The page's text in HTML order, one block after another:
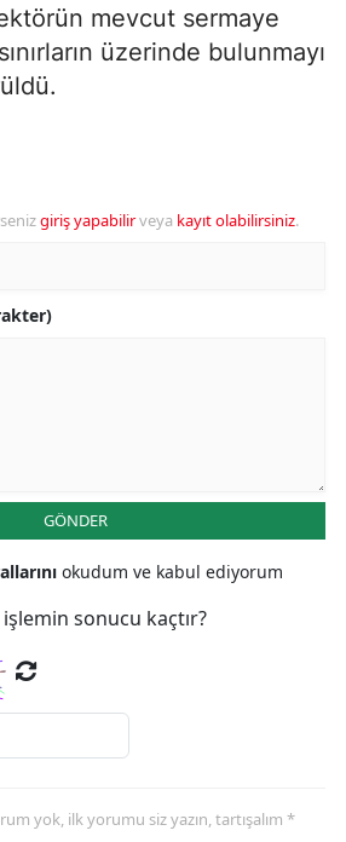
mevcut sermaye
üzerinde bulunmayı
giriş yapabilirveya kayıt olabilirsiniz.
GÖNDER
okudum ve kabul ediyorum
sonucu kaçtır?
yok, ilk yorumu siz yazın, tartışalım *